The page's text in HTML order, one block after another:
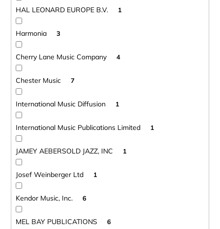
HAL LEONARD EUROPE B.V. 1
Harmonia 3
Cherry Lane Music Company 4
Chester Music 7
International Music Diffusion 1
International Music Publications Limited 1
JAMEY AEBERSOLD JAZZ, INC 1
Josef Weinberger Ltd 1
Kendor Music, Inc. 6
MEL BAY PUBLICATIONS 6